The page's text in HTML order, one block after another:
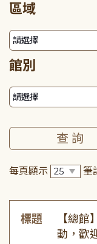
區域
館別
每頁顯示 筆
標題
【總
動，歡